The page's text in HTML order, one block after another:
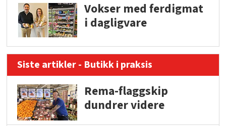
Vokser med ferdigmat
i dagligvare
Siste artikler - Butikk i praksis
Rema-flaggskip
dundrer videre